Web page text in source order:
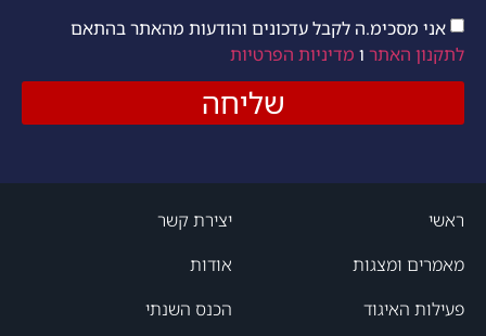
אני מסכימ.ה לקבל עדכונים והודעות מהאתר בהתאם
לתקנון האתר ו מדיניות הפרטיות
שליחה
ראשי
מאמרים ומצגות
פעילות האיגוד
יצירת קשר
אודות
הכנס השנתי